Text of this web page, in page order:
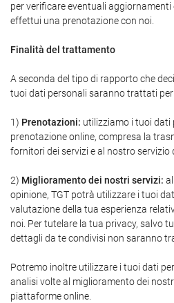
per verificare eventuali aggiornamenti
effettui una prenotazione con noi.
Finalità del trattamento
A seconda del tipo di rapporto che
tuoi dati personali saranno trattati
1) Prenotazioni: utilizziamo i tuoi dati
prenotazione online, compresa la
fornitori dei servizi e al nostro servizio
2) Miglioramento dei nostri servizi:
opinione, TGT potrà utilizzare i tuoi
valutazione della tua esperienza
noi. Per tutelare la tua privacy, salvo
dettagli da te condivisi non saranno
Potremo inoltre utilizzare i tuoi dati
analisi volte al miglioramento dei
piattaforme online.